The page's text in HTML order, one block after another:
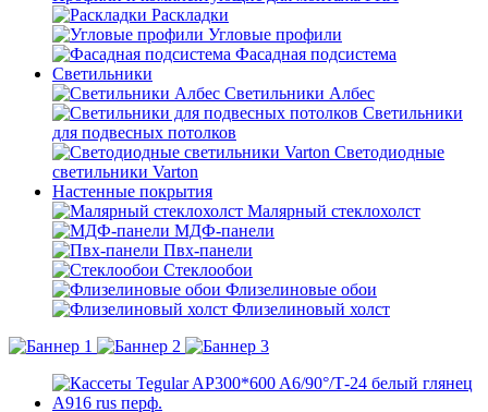
Раскладки
Угловые профили
Фасадная подсистема
Светильники
Светильники Албес
Светильники
для подвесных потолков
Светодиодные
светильники Varton
Настенные покрытия
Малярный стеклохолст
МДФ-панели
Пвх-панели
Стеклообои
Флизелиновые обои
Флизелиновый холст